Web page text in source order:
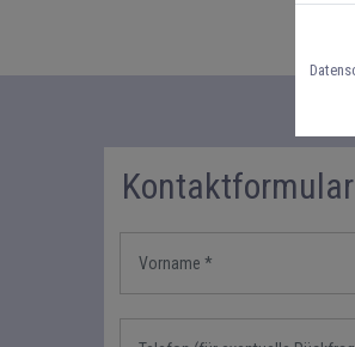
Kontaktformular